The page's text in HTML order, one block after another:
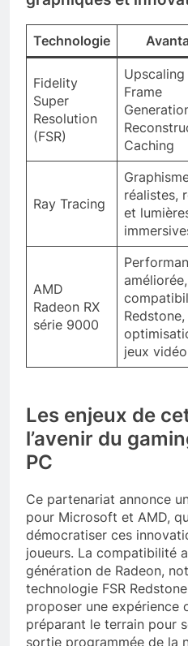
Technologie
Fidelity
Super
Resolution
(FSR)
Frame
Caching
Ray Tracing
réalistes,
et
AMD
Radeon RX
série 9000
améliorée,
Redstone,
jeux vidéo
Les enjeux de
l’avenir du
PC
Ce partenariat annonce
pour Microsoft et AMD,
démocratiser ces
joueurs. La compatibilité
génération de Radeon,
technologie FSR
proposer une expérience
préparant le terrain pour
sortie programmée de la